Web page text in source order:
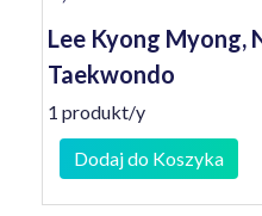
Lee Kyong Myong,
Taekwondo
1 produkt/y
Dodaj do Koszyka